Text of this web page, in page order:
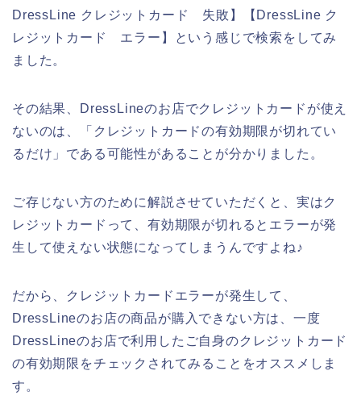
DressLine クレジットカード 失敗】【DressLine ク
レジットカード エラー】という感じで検索をしてみ
ました。
その結果、DressLineのお店でクレジットカードが使え
ないのは、「クレジットカードの有効期限が切れてい
るだけ」である可能性があることが分かりました。
ご存じない方のために解説させていただくと、実はク
レジットカードって、有効期限が切れるとエラーが発
生して使えない状態になってしまうんですよね♪
だから、クレジットカードエラーが発生して、
DressLineのお店の商品が購入できない方は、一度
DressLineのお店で利用したご自身のクレジットカード
の有効期限をチェックされてみることをオススメしま
す。